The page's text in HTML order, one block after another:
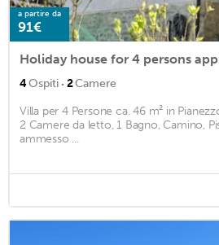
a partire da
91€
Holiday house for 4 persons
4Ospiti · 2Camere
Villa per 4 Persone ca. 46 m² in
2 Camere da letto, 1 Bagno, Camino,
ammesso ...